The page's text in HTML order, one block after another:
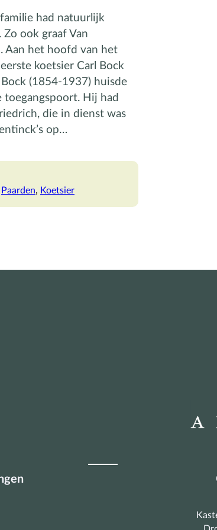
had natuurlijk
Zo ook graaf Van
Aan het hoofd van het
koetsier Carl Bock
Bock (1854-1937) huisde
Hij had
die in dienst was
op…
Paarden, Koetsier